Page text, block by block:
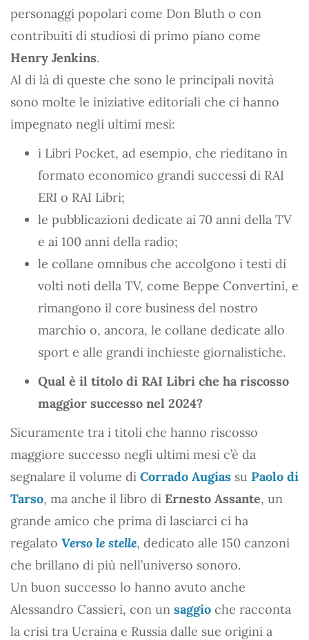
personaggi popolari come Don Bluth o con
contribuiti di studiosi di primo piano come
Henry Jenkins.
Al di là di queste che sono le principali novità
sono molte le iniziative editoriali che ci hanno
impegnato negli ultimi mesi:
i Libri Pocket, ad esempio, che rieditano in
formato economico grandi successi di RAI
ERI o RAI Libri;
le pubblicazioni dedicate ai 70 anni della TV
e ai 100 anni della radio;
le collane omnibus che accolgono i testi di
volti noti della TV, come Beppe Convertini, e
rimangono il core business del nostro
marchio o, ancora, le collane dedicate allo
sport e alle grandi inchieste giornalistiche.
Qual è il titolo di RAI Libri che ha riscosso
maggior successo nel 2024?
Sicuramente tra i titoli che hanno riscosso
maggiore successo negli ultimi mesi c’è da
segnalare il volume di Corrado Augias su Paolo di
Tarso, ma anche il libro di Ernesto Assante, un
grande amico che prima di lasciarci ci ha
regalato Verso le stelle, dedicato alle 150 canzoni
che brillano di più nell’universo sonoro.
Un buon successo lo hanno avuto anche
Alessandro Cassieri, con un saggio che racconta
la crisi tra Ucraina e Russia dalle sue origini a